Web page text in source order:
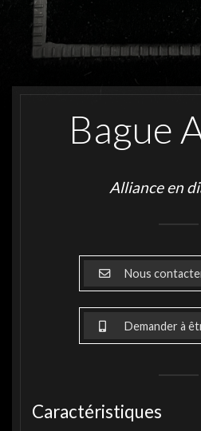
Bague
Alliance en
Nous
Demander à
Caractéristiques